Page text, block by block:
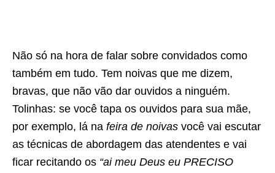
Não só na hora de falar sobre convidados como
também em tudo. Tem noivas que me dizem,
bravas, que não vão dar ouvidos a ninguém.
Tolinhas: se você tapa os ouvidos para sua mãe,
por exemplo, lá na feira de noivas você vai escutar
as técnicas de abordagem das atendentes e vai
ficar recitando os “ai meu Deus eu PRECISO